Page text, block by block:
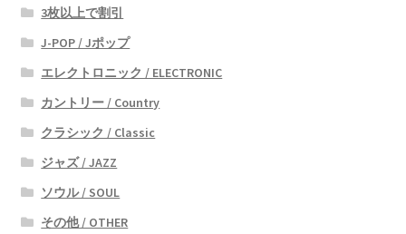
3枚以上で割引
J-POP / Jポップ
エレクトロニック / ELECTRONIC
カントリー / Country
クラシック / Classic
ジャズ / JAZZ
ソウル / SOUL
その他 / OTHER